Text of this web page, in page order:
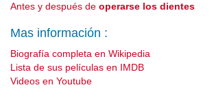
Antes y después de operarse los dientes
Mas información :
Biografía completa en Wikipedia
Lista de sus películas en IMDB
Videos en Youtube